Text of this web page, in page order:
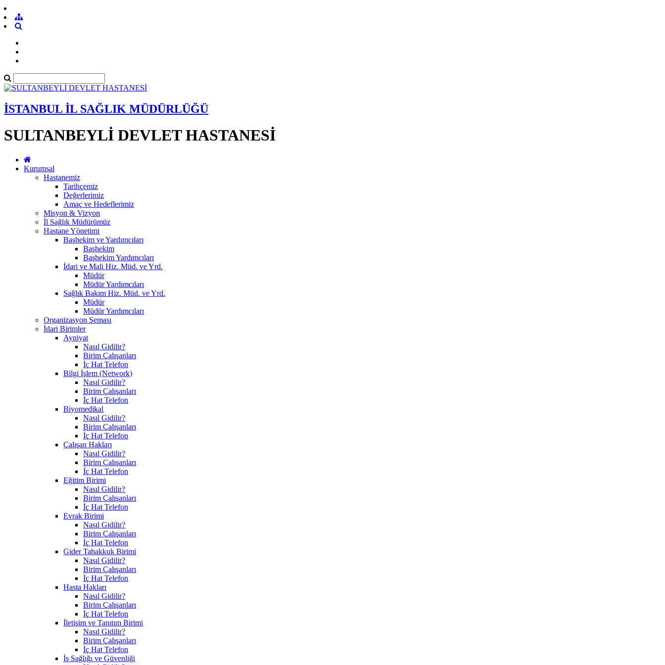
İSTANBUL İL SAĞLIK MÜDÜRLÜĞÜ
SULTANBEYLİ DEVLET HASTANESİ
Kurumsal
Hastanemiz
Tarihçemiz
Değerlerimiz
Amaç ve Hedeflerimiz
Misyon & Vizyon
İl Sağlık Müdürümüz
Hastane Yönetimi
Başhekim ve Yardımcıları
Başhekim
Başhekim Yardımcıları
İdari ve Mali Hiz. Müd. ve Yrd.
Müdür
Müdür Yardımcıları
Sağlık Bakım Hiz. Müd. ve Yrd.
Müdür
Müdür Yardımcıları
Organizasyon Şeması
İdari Birimler
Ayniyat
Nasıl Gidilir?
Birim Çalışanları
İç Hat Telefon
Bilgi İşlem (Network)
Nasıl Gidilir?
Birim Çalışanları
İç Hat Telefon
Biyomedikal
Nasıl Gidilir?
Birim Çalışanları
İç Hat Telefon
Çalışan Hakları
Nasıl Gidilir?
Birim Çalışanları
İç Hat Telefon
Eğitim Birimi
Nasıl Gidilir?
Birim Çalışanları
İç Hat Telefon
Evrak Birimi
Nasıl Gidilir?
Birim Çalışanları
İç Hat Telefon
Gider Tahakkuk Birimi
Nasıl Gidilir?
Birim Çalışanları
İç Hat Telefon
Hasta Hakları
Nasıl Gidilir?
Birim Çalışanları
İç Hat Telefon
İletişim ve Tanıtım Birimi
Nasıl Gidilir?
Birim Çalışanları
İç Hat Telefon
İş Sağlığı ve Güvenliği